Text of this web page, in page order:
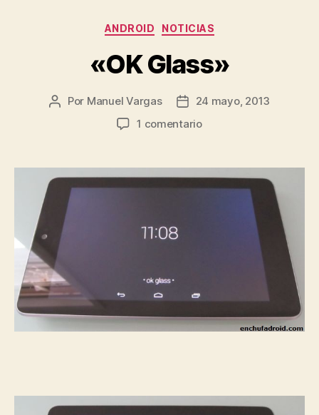
Categorías
ANDROID NOTICIAS
«OK Glass»
Autor
Por Manuel Vargas
Fecha
de
24 mayo, 2013
1 comentarioen